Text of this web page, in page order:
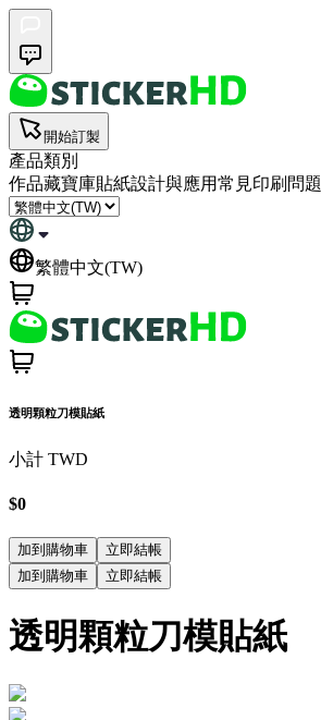
開始訂製
產品類別
作品藏寶庫貼紙設計與應用常見印刷問題
繁體中文(TW)
透明顆粒刀模貼紙
小計 TWD
$0
加到購物車
立即結帳
加到購物車
立即結帳
透明顆粒刀模貼紙